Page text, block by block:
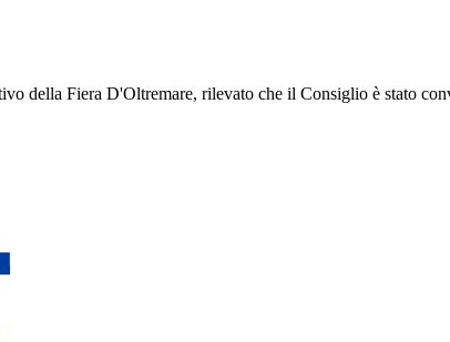
della Fiera D'Oltremare, rilevato che il Consiglio è stato